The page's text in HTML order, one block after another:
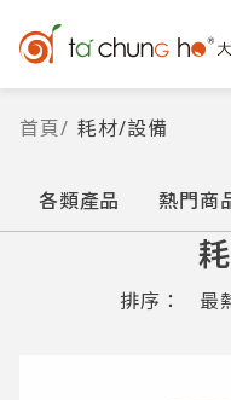
首頁/ 耗材/設備
各類產品 熱門商
排序：